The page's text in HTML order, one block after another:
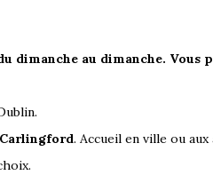
dimanche au dimanche.
. Accueil en ville ou